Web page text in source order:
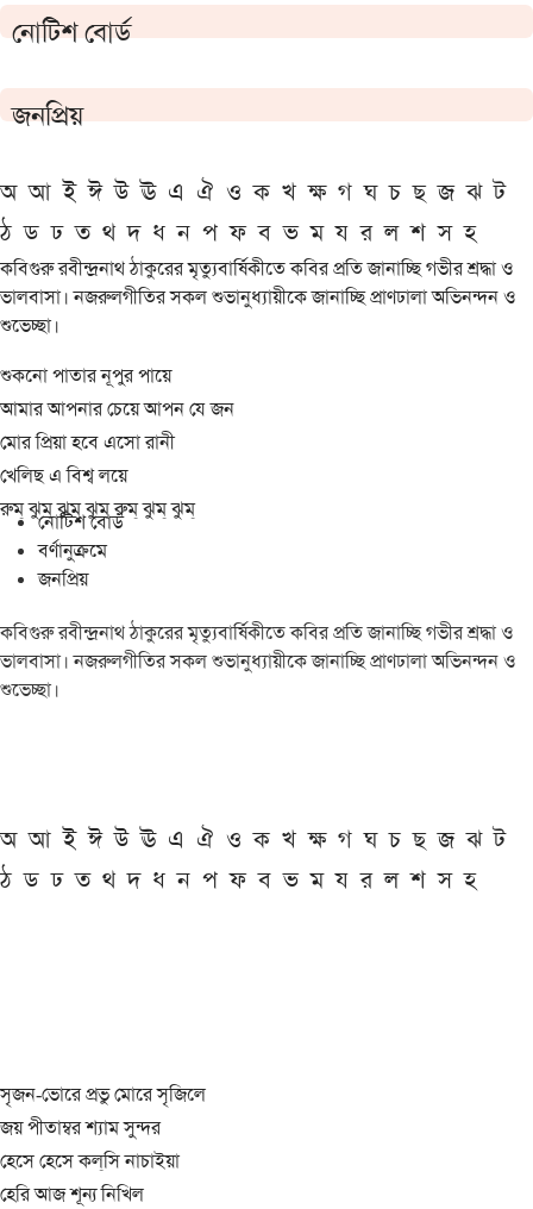
নোটিশ বোর্ড
জনপ্রিয়
অ আ ই ঈ উ ঊ এ ঐ ও ক খ ক্ষ গ ঘ চ ছ জ ঝ ট
ঠ ড ঢ ত থ দ ধ ন প ফ ব ভ ম য র ল শ স হ
কবিগুরু রবীন্দ্রনাথ ঠাকুরের মৃত্যুবার্ষিকীতে কবির প্রতি জানাচ্ছি গভীর শ্রদ্ধা ও
ভালবাসা। নজরুলগীতির সকল শুভানুধ্যায়ীকে জানাচ্ছি প্রাণঢালা অভিনন্দন ও
শুভেচ্ছা।
শুকনো পাতার নূপুর পায়ে
আমার আপনার চেয়ে আপন যে জন
মোর প্রিয়া হবে এসো রানী
খেলিছ এ বিশ্ব লয়ে
রুম্ ঝুম্ ঝুম্ ঝুম্ রুম্ ঝুম্ ঝুম্
নোটিশ বোর্ড
বর্ণানুক্রমে
জনপ্রিয়
কবিগুরু রবীন্দ্রনাথ ঠাকুরের মৃত্যুবার্ষিকীতে কবির প্রতি জানাচ্ছি গভীর শ্রদ্ধা ও
ভালবাসা। নজরুলগীতির সকল শুভানুধ্যায়ীকে জানাচ্ছি প্রাণঢালা অভিনন্দন ও
শুভেচ্ছা।
অ আ ই ঈ উ ঊ এ ঐ ও ক খ ক্ষ গ ঘ চ ছ জ ঝ ট
ঠ ড ঢ ত থ দ ধ ন প ফ ব ভ ম য র ল শ স হ
সৃজন-ভোরে প্রভু মোরে সৃজিলে
জয় পীতাম্বর শ্যাম সুন্দর
হেসে হেসে কল্‌সি নাচাইয়া
হেরি আজ শূন্য নিখিল